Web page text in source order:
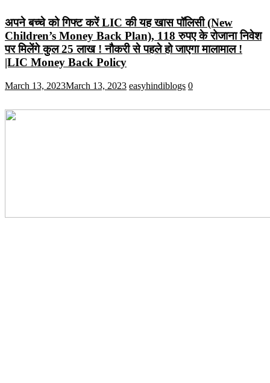
अपने बच्चे को गिफ्ट करें LIC की यह खास पॉलिसी (New
Children’s Money Back Plan), 118 रुपए के रोजाना निवेश
पर मिलेंगे कुल 25 लाख ! नौकरी से पहले हो जाएगा मालामाल !
|LIC Money Back Policy
March 13, 2023March 13, 2023 easyhindiblogs 0